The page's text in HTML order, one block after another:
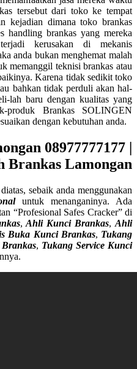
tersebut dari toko ke tempat
kejadian dimana toko brankas
handling brankas yang mereka
kerusakan di mekanis
anda bukan menghemat malah
memanggil teknisi brankas atau
Karena tidak sedikit toko
bahkan tidak perduli akan hal-
lah baru dengan kualitas yang
produk Brankas SOLINGEN
dengan kebutuhan anda.
08977777177 |
Brankas Lamongan
sebaik anda menggunakan
untuk menanganinya. Ada
“Profesional Safes Cracker” di
,Ahli Kunci Brankas, Ahli
Buka Kunci Brankas, Tukang
, Tukang Service Kunci